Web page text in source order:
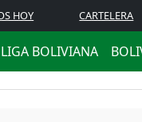
HOY CARTELERA
LIGA BOLIVIANA